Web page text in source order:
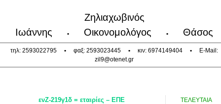
Ζηλιαχωβινός
Ιωάννης
• Οικονομολόγος • Θάσος
τηλ: 2593022795 • φαξ: 2593023445 • κιν: 6974149404 •
E-Mail:
zil9@otenet.gr
ενΖ-219γ1δ = εταιρίες – ΕΠΕ
ΤΕΛΕΥΤΑΙΑ